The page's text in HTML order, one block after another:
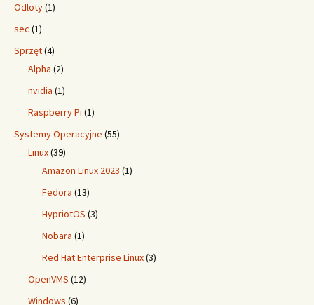
Odloty(1)
sec (1)
Sprzęt(4)
Alpha (2)
nvidia (1)
Raspberry Pi (1)
Systemy Operacyjne (55)
Linux(39)
Amazon Linux 2023 (1)
Fedora (13)
HypriotOS (3)
Nobara (1)
Red Hat Enterprise Linux(3)
OpenVMS (12)
Windows (6)